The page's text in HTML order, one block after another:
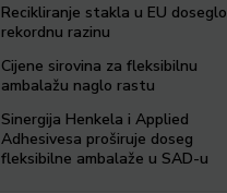
Recikliranje stakla u EU doseglo
rekordnu razinu
Cijene sirovina za fleksibilnu
ambalažu naglo rastu
Sinergija Henkela i Applied
Adhesivesa proširuje doseg
fleksibilne ambalaže u SAD-u